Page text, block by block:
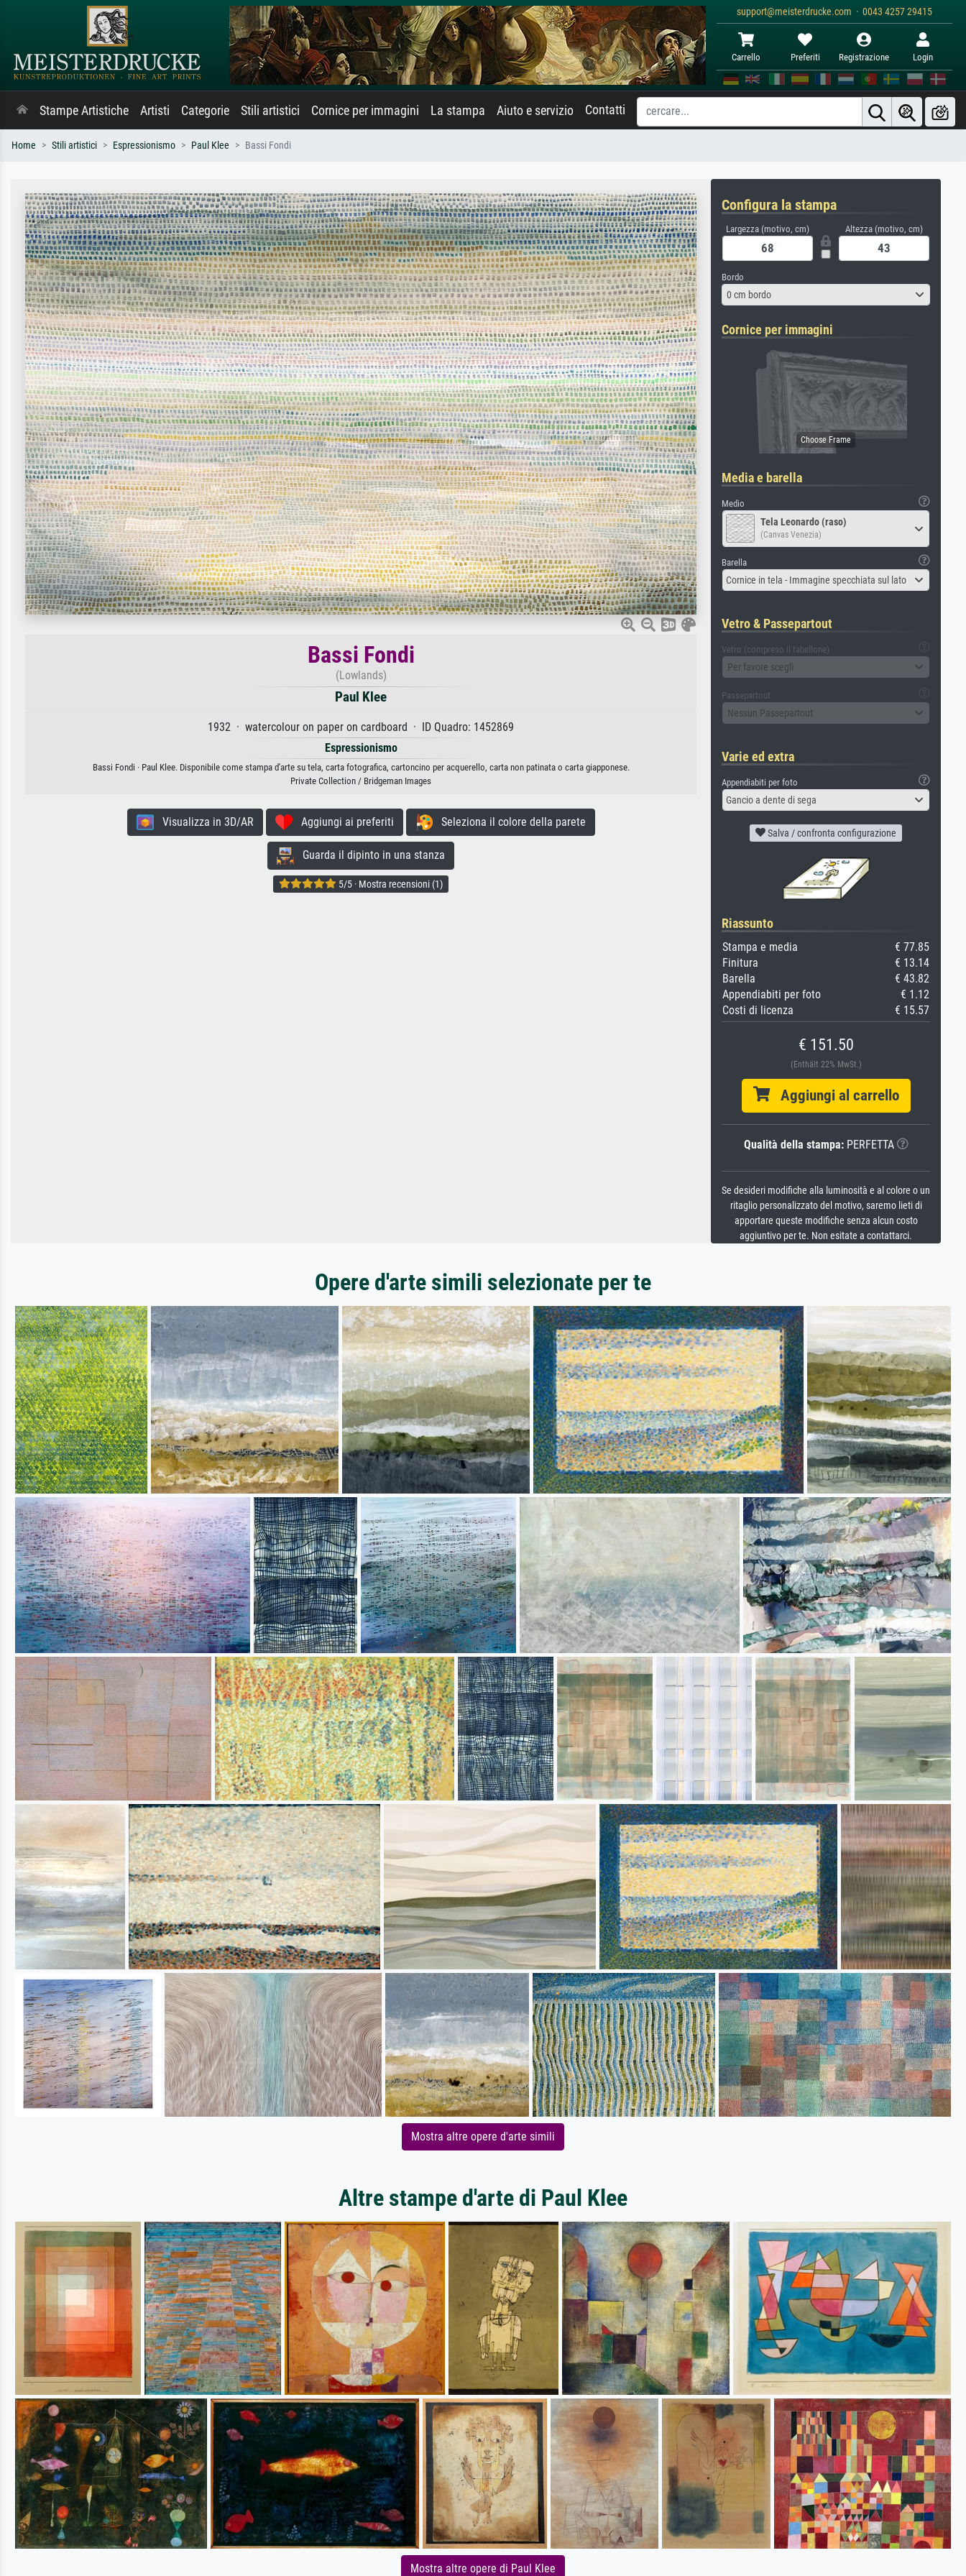
support@meisterdrucke.com · 0043 4257 29415
Carrello Preferiti Registrazione Login
Stampe Artistiche Artisti Categorie Stili artistici Cornice per immagini La stampa Aiuto e servizio Contatti
Home Stili artistici Espressionismo Paul Klee Bassi Fondi
Bassi Fondi
(Lowlands)
Paul Klee
1932 · watercolour on paper on cardboard · ID Quadro: 1452869
Espressionismo
Bassi Fondi · Paul Klee. Disponibile come stampa d'arte su tela, carta fotografica, cartoncino per acquerello, carta non patinata o carta giapponese.
Private Collection / Bridgeman Images
Visualizza in 3D/AR Aggiungi ai preferiti Seleziona il colore della parete
Guarda il dipinto in una stanza
5/5 · Mostra recensioni (1)
Configura la stampa
Largezza (motivo, cm) Altezza (motivo, cm)
Bordo
0 cm bordo
Cornice per immagini
Media e barella
Medio
Tela Leonardo (raso)
(Canvas Venezia)
Barella
Cornice in tela - Immagine specchiata sul lato
Vetro & Passepartout
Vetro (compreso il tabellone)
Per favore scegli
Passepartout
Nessun Passepartout
Varie ed extra
Appendiabiti per foto
Gancio a dente di sega
Salva / confronta configurazione
Riassunto
Stampa e media
€ 77.85
Finitura
€ 13.14
Barella
€ 43.82
Appendiabiti per foto
€ 1.12
Costi di licenza
€ 15.57
€ 151.50
(Enthält 22% MwSt.)
Aggiungi al carrello
Qualità della stampa:PERFETTA
Se desideri modifiche alla luminosità e al colore o un
ritaglio personalizzato del motivo, saremo lieti di
apportare queste modifiche senza alcun costo
aggiuntivo per te. Non esitate a contattarci.
Opere d'arte simili selezionate per te
Mostra altre opere d'arte simili
Altre stampe d'arte di Paul Klee
Mostra altre opere di Paul Klee